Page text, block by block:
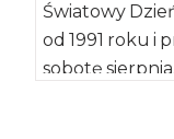
Światowy
od 1991 roku i
sobotę